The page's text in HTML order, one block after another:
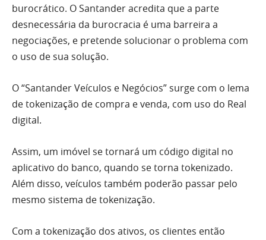
burocrático. O Santander acredita que a parte
desnecessária da burocracia é uma barreira a
negociações, e pretende solucionar o problema com
o uso de sua solução.
O “Santander Veículos e Negócios” surge com o lema
de tokenização de compra e venda, com uso do Real
digital.
Assim, um imóvel se tornará um código digital no
aplicativo do banco, quando se torna tokenizado.
Além disso, veículos também poderão passar pelo
mesmo sistema de tokenização.
Com a tokenização dos ativos, os clientes então